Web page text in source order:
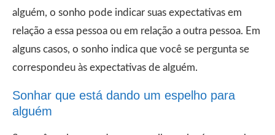
alguém, o sonho pode indicar suas expectativas em
relação a essa pessoa ou em relação a outra pessoa. Em
alguns casos, o sonho indica que você se pergunta se
correspondeu às expectativas de alguém.
Sonhar que está dando um espelho para
alguém